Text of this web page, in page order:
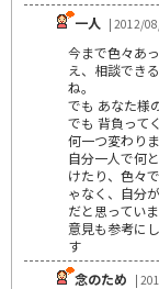
一人 | 2012/
今まで色々あ
え、相談でき
ね。
でも あなた様
でも 背負って
何一つ変わりま
自分一人で何
けたり、色々
ゃなく、自分
だと思っていま
意見も参考に
す
念のため |